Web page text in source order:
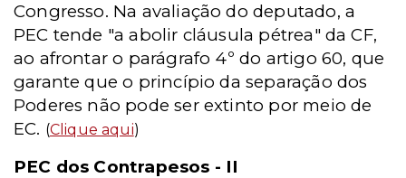
Congresso. Na avaliação do deputado, a
PEC tende "a abolir cláusula pétrea" da CF,
ao afrontar o parágrafo 4º do artigo 60, que
garante que o princípio da separação dos
Poderes não pode ser extinto por meio de
EC. (Clique aqui)
PEC dos Contrapesos - II